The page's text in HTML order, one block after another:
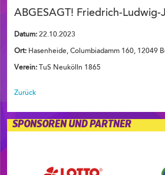
ABGESAGT! Friedrich-Ludwig-
Datum: 22.10.2023
Ort: Hasenheide, Columbiadamm 160, 12049
Verein: TuS Neukölln 1865
Zurück
SPONSOREN UND PARTNER